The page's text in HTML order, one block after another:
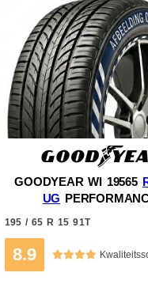
GOODYEAR WI 19565
UG
195 / 65 R 15 91T
8.9